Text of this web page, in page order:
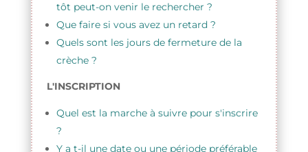
tôt peut-on venir le rechercher ?
Que faire si vous avez un retard ?
Quels sont les jours de fermeture de la
crèche ?
L'INSCRIPTION
Quel est la marche à suivre pour s'inscrire
?
Y a t-il une date ou une période préférable